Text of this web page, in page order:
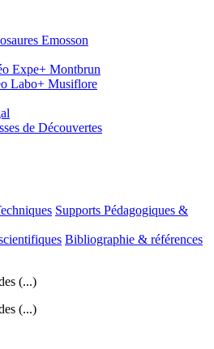
Emosson
Expe+ Montbrun
Labo+ Musiflore
de Découvertes
Supports Pédagogiques &
Bibliographie & références
(...)
(...)